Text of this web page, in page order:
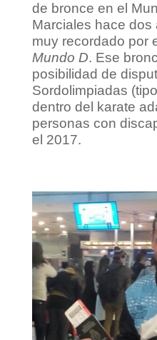
de bronce en el
Marciales hace
muy recordado por
Mundo D. Ese
posibilidad de
Sordolimpiadas
dentro del karate
personas con
el 2017.